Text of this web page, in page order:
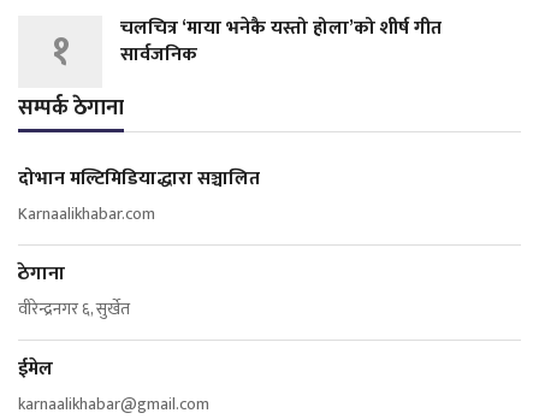
१
चलचित्र ‘माया भनेकै यस्तो होला’को शीर्ष गीत
सार्वजनिक
सम्पर्क ठेगाना
दोभान मल्टिमिडियाद्धारा सञ्चालित
Karnaalikhabar.com
ठेगाना
वीरेन्द्रनगर ६, सुर्खेत
ईमेल
karnaalikhabar@gmail.com